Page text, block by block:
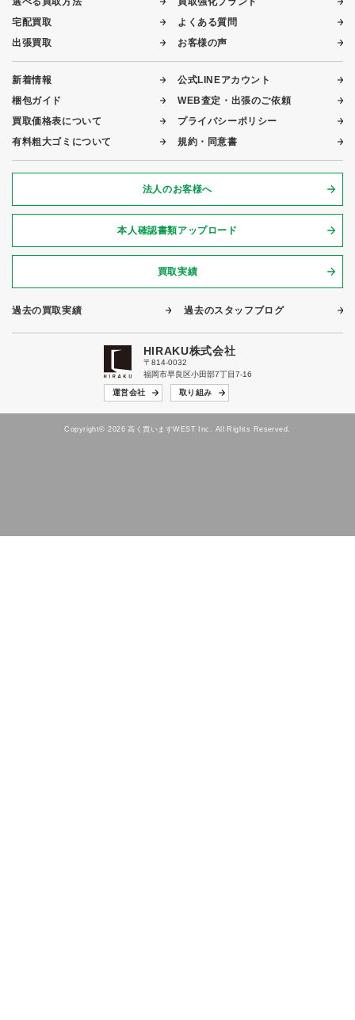
宅配買取
出張買取
よくある質問
お客様の声
新着情報
梱包ガイド
買取価格表について
有料粗大ゴミについて
公式LINEアカウント
WEB査定・出張のご依頼
プライバシーポリシー
規約・同意書
法人のお客様へ
本人確認書類アップロード
買取実績
過去の買取実績 過去のスタッフブログ
HIRAKU株式会社
〒814-0032
福岡市早良区小田部7丁目7-16
運営会社 取り組み
Copyright© 2026 高く買いますWEST Inc. All Rights Reserved.